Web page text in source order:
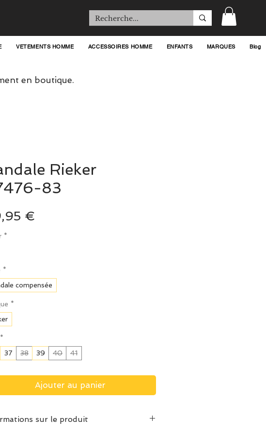
VETEMENTS HOMME ACCESSOIRES HOMME ENFANTS MARQUES Blog
en boutique.
Rieker
83
€
*
*
compensée
*
*
37 38 39 40 41
Ajouter au panier
sur le produit